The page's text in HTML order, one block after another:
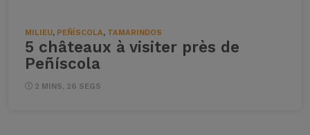
MILIEU, PEÑÍSCOLA, TAMARINDOS
5 châteaux à visiter près de
Peñíscola
2 MINS, 26 SEGS